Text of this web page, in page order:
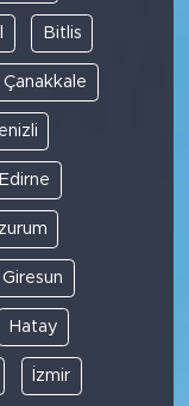
Bitlis
Çanakkale
Edirne
Giresun
Hatay
İzmir